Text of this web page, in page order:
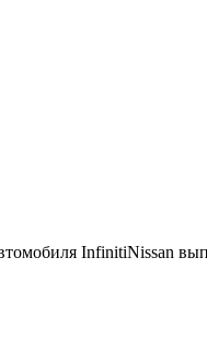
InfinitiNissan